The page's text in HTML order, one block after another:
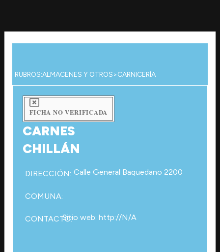
contenido
RUBROS:ALMACENES Y OTROS>CARNICERÍA
FICHA NO VERIFICADA
CARNES
CHILLÁN
DIRECCIÓN: Calle General Baquedano 2200
COMUNA:
CONTACTO:Sitio web: http://N/A